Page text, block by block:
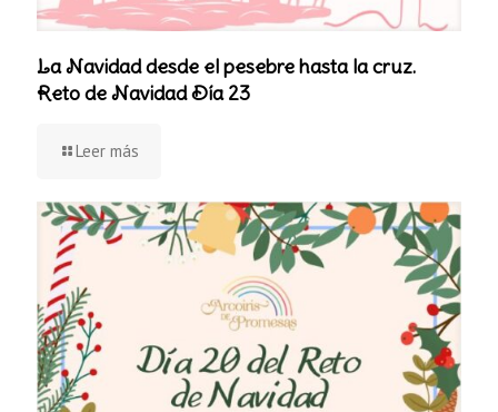
La Navidad desde el pesebre hasta la cruz.
Reto de Navidad Día 23
Leer más